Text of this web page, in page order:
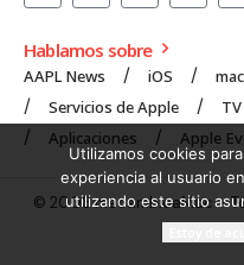
Hablamos sobre
AAPL News iOS
Servicios de Apple
Aplicaciones
Apple
© 2008 mecambioaMac –
Utilizamos cookies
experiencia al usuario
utilizando este sitio